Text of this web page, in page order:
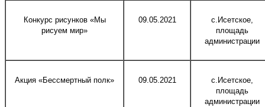
Конкурс рисунков «Мы
рисуем мир»
09.05.2021
с.Исетское,
площадь
администрации
Акция «Бессмертный полк» 09.05.2021
с.Исетское,
площадь
администрации